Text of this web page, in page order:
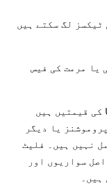
لگ سکتے ہیں
یا مرمت کی فیس
*نمونہ سواری کی قیمتیں صرف اوسط UberX کی قیمتیں ہیں
یا دیگر
نہیں ہیں۔ فلیٹ
سواریوں اور
ہیں۔